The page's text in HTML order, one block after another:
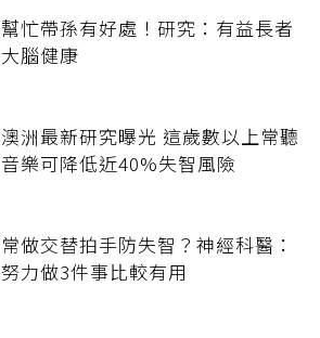
幫忙帶孫有好處！研究：有益長者
大腦健康
澳洲最新研究曝光 這歲數以上常聽
音樂可降低近40%失智風險
常做交替拍手防失智？神經科醫：
努力做3件事比較有用